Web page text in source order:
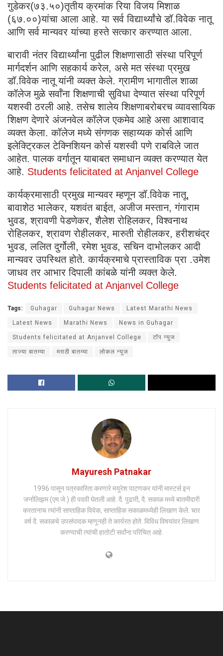
गुडेकर(७३.५०)तृतीय क्रमांक रिया विजय मिशाळ
(६७.००)यांचा आला आहे. या सर्व विद्यार्थ्यांचे डॉ.विवेक नातू
आणि सर्व मान्यवर यांच्या हस्ते सत्कार करण्यात आला.
बारावी नंतर विद्यार्थ्यांना पुढील शिक्षणासाठी संस्था परिपूर्ण
मार्गदर्शन आणि सहकार्य करेल, असे मत संस्था प्रमुख
डॉ.विवेक नातू यांनी व्यक्त केले. ग्रामीण भागातील शाळा
कॉलेज मुळे सर्वाँना शिक्षणाची सुविधा देण्यात संस्था परिपूर्ण
यशस्वी ठरली आहे. तसेच शालेय शिक्षणाबरोबरच व्यावसायिक
शिक्षण देणारे अंजनवेल कॉलेज एकमेव आहे असा आशावाद
व्यक्त केला. कॉलेज मध्ये संगणक सहाय्यक कोर्स आणि
इलेक्ट्रिकल टेक्निशियन कोर्स यशस्वी पणे राबविले जात
आहेत. पालक वर्गातून याबाबत समाधान व्यक्त करण्यात येत
आहे. Students felicitated at Anjanvel College
कार्यक्रमासाठी प्रमुख मान्यवर म्हणून डॉ.विवेक नातू,
बावाशेठ भालेकर, यशवंत बाईत, अजीज मस्तान, गंगाराम
भुवड, श्रावणी पेडणेकर, शैलेश रोहिलकर, विश्वनाथ
रोहिलकर, श्रावण रोहीलकर, मारुती रोहीलकर, हरीशचंद्र
भुवड, ललित दुर्गोली, रमेश भुवड, सचिन दाभोलकर आदी
मान्यवर उपस्थित होते. कार्यक्रमाचे प्रास्ताविक प्रा .उमेश
जाधव तर आभार दिपाली कांबळे यांनी व्यक्त केले.
Students felicitated at Anjanvel College
Tags: Guhagar Guhagar News Latest Marathi News
Latest News Marathi News News in Guhagar
Students felicitated at Anjanvel College टॉप न्युज
ताज्या बातम्या मराठी बातम्या लोकल न्युज
Mayuresh Patnakar
1996 पासून पत्रकारिता करणारे मयुरेश पाटणकर यांनी मास्टर्स इन
जर्नालिझम (एम.जे.) ही पदवी घेतली आहे. दै. पुढारी, दै. सकाळ मध्ये बातमीदारी
करतानाच त्यांनी साप्ताहिक विवेक, साप्ताहिक सकाळमध्येही लिखाण केले. चार
वर्ष दै. सकाळचे उपसंपादक म्हणूनही ते कार्यरत होते. विविध विषयांवर लिखाण
करण्याची त्यांची हातोटी सर्वांना परिचित आहे.